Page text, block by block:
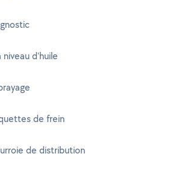
niveau d'huile
de frein
de distribution